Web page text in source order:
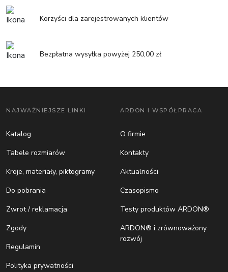
Korzyści dla zarejestrowanych klientów
Bezpłatna wysyłka powyżej 250,00 zł
NAJWAŻNIEJSZE LINKI
Katalog
Tabele rozmiarów
Kroje, materiały, piktogramy
Do pobrania
Zwrot / reklamacja
Zgody
Regulamin
Polityka prywatności
ARDON I WSPÓŁPRACA
O firmie
Kontakty
Aktualności
Czasopismo
Testy produktów ARDON®
ARDON® i zrównoważony
rozwój